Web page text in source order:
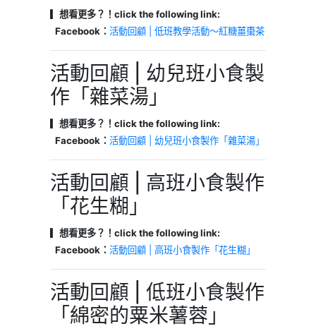
▎想看更多？！click the following link:
Facebook： 活動回顧 | 低班教學活動～紅糖薑棗茶
活動回顧 | 幼兒班小食製
作「雜菜湯」
▎想看更多？！click the following link:
Facebook： 活動回顧 | 幼兒班小食製作「雜菜湯」
活動回顧 | 高班小食製作
「花生糊」
▎想看更多？！click the following link:
Facebook： 活動回顧 | 高班小食製作「花生糊」
活動回顧 | 低班小食製作
「綿密的粟米薯蓉」